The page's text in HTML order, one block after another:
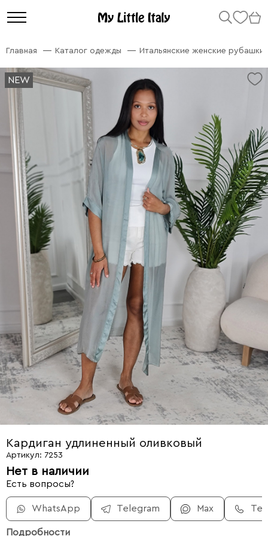
Главная Каталог одежды Итальянские женские рубашки
NEW
NEW
Кардиган удлиненный оливковый
Артикул: 7253
Нет в наличии
Есть вопросы?
WhatsApp Telegram Max
Подробности